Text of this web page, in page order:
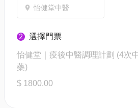
怡健堂中醫
2 選擇門票
怡健堂｜疫後中醫調理計劃 (4次
藥)
$ 1800.00